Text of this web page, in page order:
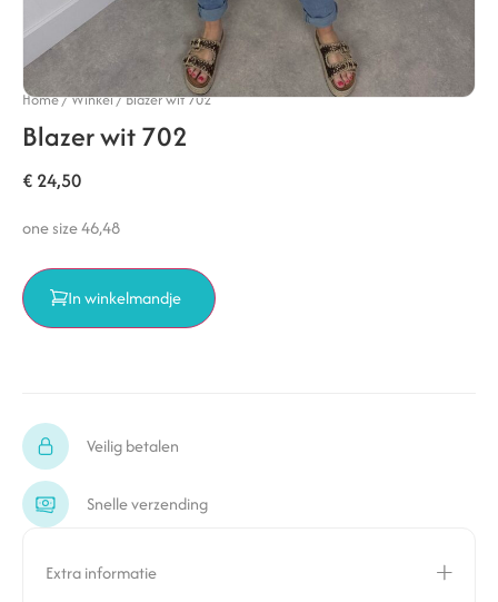
Home/Winkel/Blazer wit 702
Blazer wit 702
€ 24,50
one size 46,48
In winkelmandje
Veilig betalen
Snelle verzending
Extra informatie